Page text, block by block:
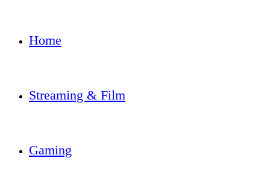
Home
Streaming & Film
Gaming